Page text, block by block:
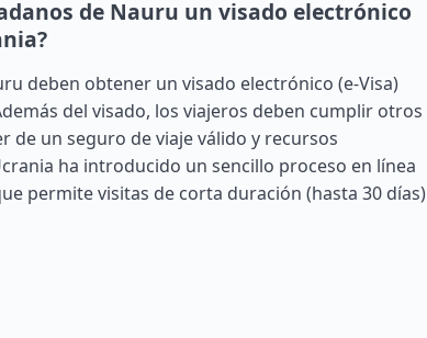
de Nauru un visado electrónico
deben obtener un visado electrónico (e-Visa)
del visado, los viajeros deben cumplir otros
de un seguro de viaje válido y recursos
ha introducido un sencillo proceso en línea
permite visitas de corta duración (hasta 30 días)